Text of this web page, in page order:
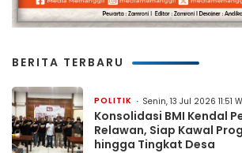
BERITA TERBARU
POLITIK Senin, 13 Jul 2026 11:51
Konsolidasi BMI Kendal
Relawan, Siap Kawal
hingga Tingkat Desa